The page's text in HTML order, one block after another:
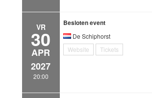
VR
30
APR
2027
20:00
Besloten event
De Schiphorst
Website
Tickets